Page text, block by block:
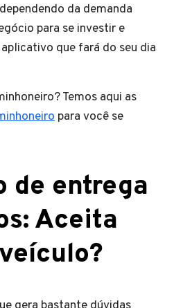
da demanda
para se investir e
que fará do seu dia
Temos aqui as
para você se
de entrega
Aceita